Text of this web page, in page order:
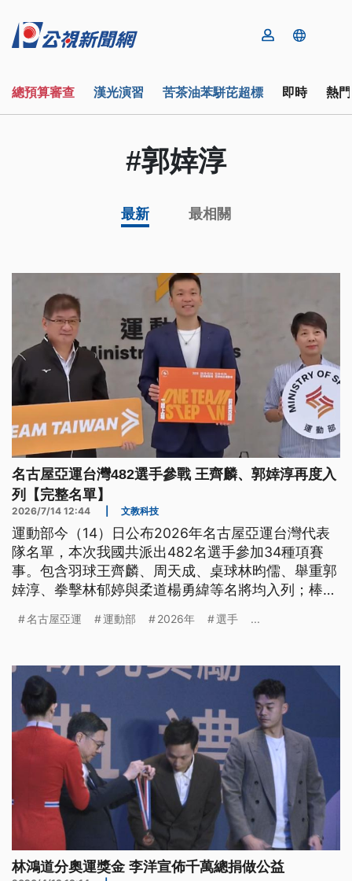
總預算審查 漢光演習 苦茶油苯駢芘超標 即時 熱
#郭婞淳
最新 最相關
名古屋亞運台灣482選手參戰 王齊麟、郭婞淳再度入
列【完整名單】
2026/7/14 12:44 文教科技
運動部今（14）日公布2026年名古屋亞運台灣代表
隊名單，本次我國共派出482名選手參加34種項賽
事。包含羽球王齊麟、周天成、桌球林昀儒、舉重郭
婞淳、拳擊林郁婷與柔道楊勇緯等名將均入列；棒球
不過能否順利出賽仍待棒協與球團進行溝通。
名古屋亞運 運動部 2026年 選手 ...
林鴻道分奧運獎金 李洋宣佈千萬總捐做公益